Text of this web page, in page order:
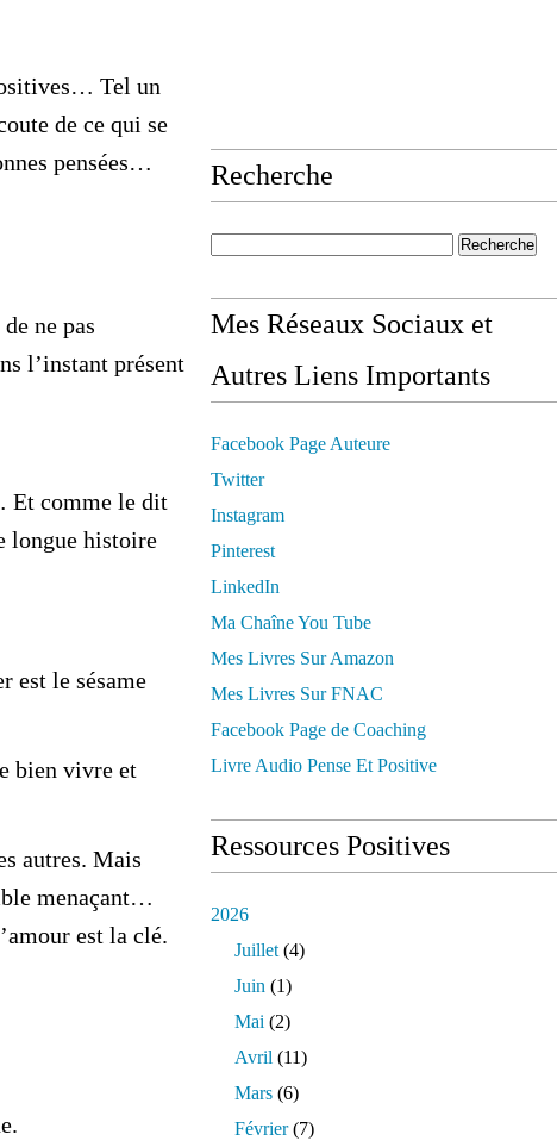
Tel un
de ce qui se
pensées…
ne pas
l’instant présent
Et comme le dit
longue histoire
est le sésame
bien vivre et
autres. Mais
menaçant…
est la clé.
Recherche
Mes Réseaux Sociaux et
Autres Liens Importants
Facebook Page Auteure
Twitter
Instagram
Pinterest
LinkedIn
Ma Chaîne You Tube
Mes Livres Sur Amazon
Mes Livres Sur FNAC
Facebook Page de Coaching
Livre Audio Pense Et Positive
Ressources Positives
2026
Juillet (4)
Juin (1)
Mai (2)
Avril (11)
Mars (6)
Février(7)